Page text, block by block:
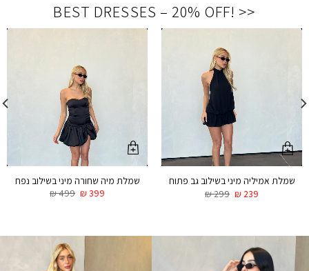
<<
!
BEST DRESSES – 20% OFF
שמלת אמיליה מיני בשילוב גב פתוח
₪299 ₪ 239
שמלת מיה שחורה מיני בשילוב נפח
₪499 ₪399